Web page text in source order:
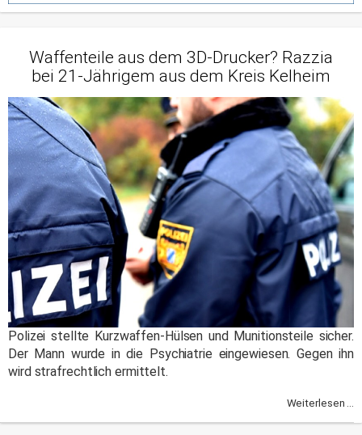
Waffenteile aus dem 3D-Drucker? Razzia
bei 21-Jährigem aus dem Kreis Kelheim
Polizei stellte Kurzwaffen-Hülsen und Munitionsteile sicher.
Der Mann wurde in die Psychiatrie eingewiesen. Gegen ihn
wird strafrechtlich ermittelt.
Weiterlesen ...